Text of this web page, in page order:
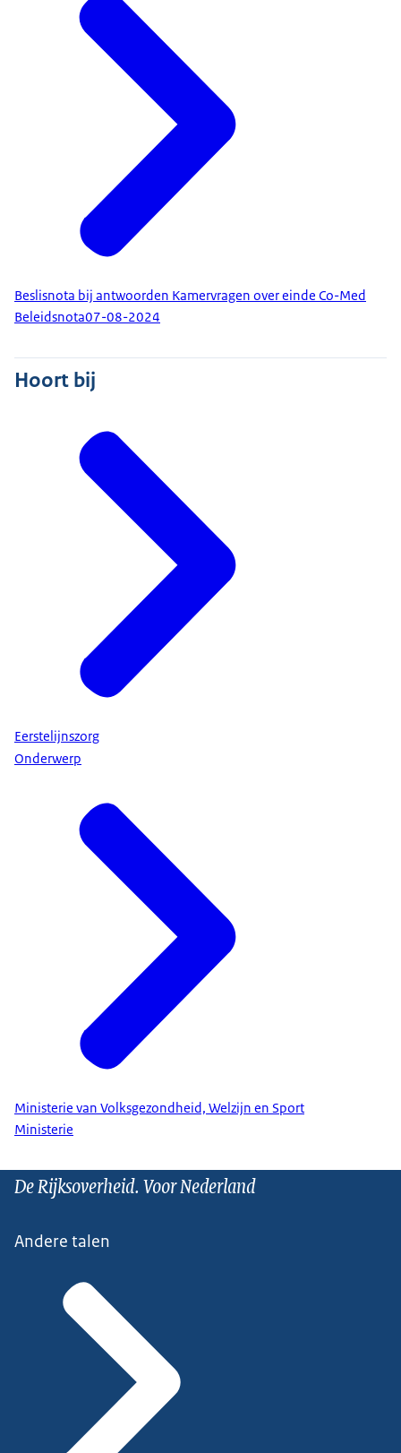
Beslisnota bij antwoorden Kamervragen over einde Co-Med
Beleidsnota07-08-2024
Hoort bij
Eerstelijnszorg
Onderwerp
Ministerie van Volksgezondheid, Welzijn en Sport
Ministerie
De Rijksoverheid. Voor Nederland
Andere talen